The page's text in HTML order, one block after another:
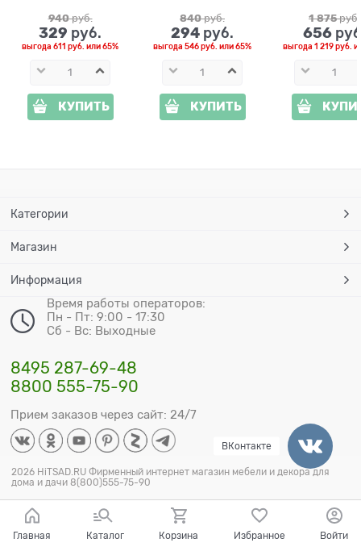
940 руб.
329 руб.
выгода 611 руб. или65%
КУПИТЬ
840 руб.
294 руб.
выгода 546 руб. или65%
КУПИТЬ
1 875 руб.
656
выгода 1 219 руб.
Категории
Магазин
Информация
Время работы операторов:
Пн - Пт: 9:00 - 17:30
Сб - Вс: Выходные
8495 287-69-48
8800 555-75-90
Прием заказов через сайт: 24/7
2026 HiTSAD.RU Фирменный интернет магазин мебели и декора для
дома и дачи 8(800)555-75-90
Главная Каталог Корзина Избранное Войти
ВКонтакте